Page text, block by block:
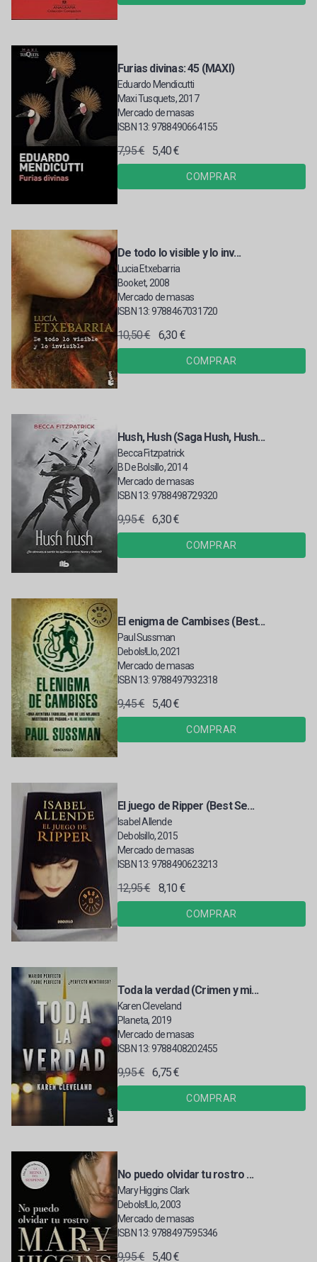
Furias divinas: 45 (MAXI)
Eduardo Mendicutti
Maxi Tusquets, 2017
Mercado de masas
ISBN 13: 9788490664155
7,95 € 5,40 €
COMPRAR
De todo lo visible y lo inv...
Lucia Etxebarria
Booket, 2008
Mercado de masas
ISBN 13: 9788467031720
10,50 € 6,30 €
COMPRAR
Hush, Hush (Saga Hush, Hush...
Becca Fitzpatrick
B De Bolsillo, 2014
Mercado de masas
ISBN 13: 9788498729320
9,95 € 6,30 €
COMPRAR
El enigma de Cambises (Best...
Paul Sussman
Debols!Llo, 2021
Mercado de masas
ISBN 13: 9788497932318
9,45 € 5,40 €
COMPRAR
El juego de Ripper (Best Se...
Isabel Allende
Debolsillo, 2015
Mercado de masas
ISBN 13: 9788490623213
12,95 € 8,10 €
COMPRAR
Toda la verdad (Crimen y mi...
Karen Cleveland
Planeta, 2019
Mercado de masas
ISBN 13: 9788408202455
9,95 € 6,75 €
COMPRAR
No puedo olvidar tu rostro ...
Mary Higgins Clark
Debols!Llo, 2003
Mercado de masas
ISBN 13: 9788497595346
9,95 € 5,40 €